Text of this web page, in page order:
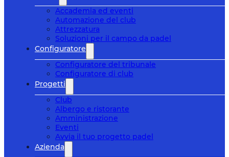
Accademia ed eventi
Automazione del club
Attrezzatura
Soluzioni per il campo da padel
Configuratore
Configuratore del tribunale
Configuratore di club
Progetti
Club
Albergo e ristorante
Amministrazione
Eventi
Avvia il tuo progetto padel
Azienda